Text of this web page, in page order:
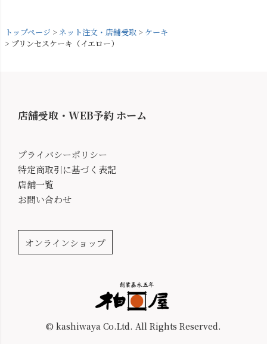
トップページ ネット注文・店舗受取
ケーキ
プリンセスケーキ（イエロー）
店舗受取・WEB予約 ホーム
プライバシーポリシー
特定商取引に基づく表記
店舗一覧
お問い合わせ
オンラインショップ
© kashiwaya Co.Ltd. All Rights Reserved.